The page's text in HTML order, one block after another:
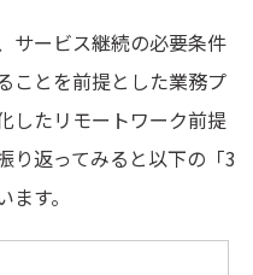
サービス継続の必要条件
ことを前提とした業務プ
したリモートワーク前提
り返ってみると以下の「3
す。